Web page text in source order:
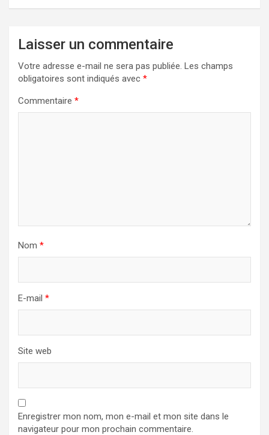
Laisser un commentaire
Votre adresse e-mail ne sera pas publiée. Les champs
obligatoires sont indiqués avec *
Commentaire *
Nom *
E-mail *
Site web
Enregistrer mon nom, mon e-mail et mon site dans le
navigateur pour mon prochain commentaire.